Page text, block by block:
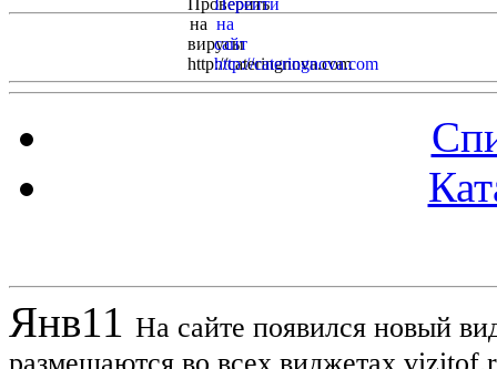
Янв11 На сайте появился новый